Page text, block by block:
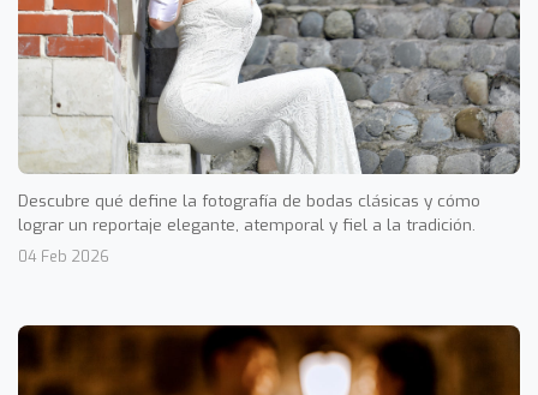
Descubre qué define la fotografía de bodas clásicas y cómo
lograr un reportaje elegante, atemporal y fiel a la tradición.
04 Feb 2026